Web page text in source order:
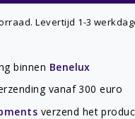
Levertijd 1-3
binnen Benelux
vanaf 300 euro
verzend het